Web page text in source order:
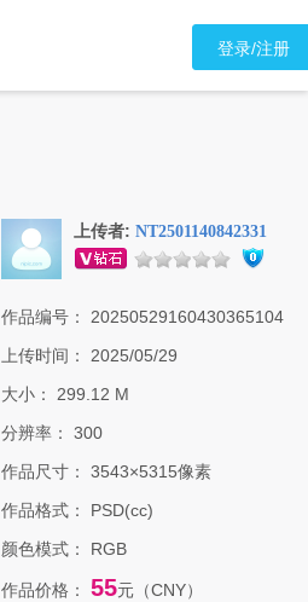
登录/注册
上传者: NT2501140842331
作品编号：
20250529160430365104
上传时间：
2025/05/29
大小：
299.12 M
分辨率：
300
作品尺寸：
3543×5315像素
作品格式：
PSD(cc)
颜色模式：
RGB
作品价格： 55元（CNY）